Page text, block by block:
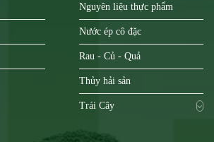
Nguyên liệu thực phẩm
Nước ép cô đặc
Rau - Củ - Quả
Thủy hải sản
Trái Cây